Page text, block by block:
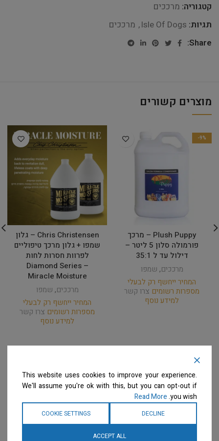
קטגוריה: מרככים
תגיות: Isle Of Dogs
, מרככים
Share:
מוצרים קשורים
-9%
Plush Puppy – מרכך
פורמולה סלון 5 ליטר –
דילול עד ל 35:1
מרככים, שמפו
המחיר ייחשף רק לבעלי
מספרות רשומים צרו קשר
למידע נוסף
Chris Christensen – גלון
שמפו + גלון מרכך טיפוליים
לפרוות חסרות לחות
Diamond Series –
Miracle Moisture
מרככים, שמפו
המחיר ייחשף רק לבעלי
מספרות רשומים צרו קשר
למידע נוסף
This website uses cookies to improve your experience.
We'll assume you're ok with this, but you can opt-out if
you wish.
Read More
DECLINE
COOKIE SETTINGS
ACCEPT ALL